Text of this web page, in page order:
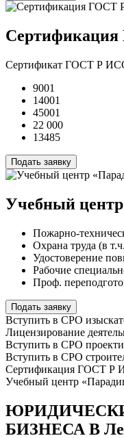
Сертификат ГОСТ Р
9001
14001
45001
22 000
13485
Подать заявку
Учебный
Пожарно-
Охрана труда (в
Удостоверение
Рабочие
Проф.
Подать заявку
Вступить в СРО
Лицензирование
Вступить в СРО
Вступить в СРО
Сертификация ГОСТ Р
Учебный центр
БИЗНЕСА В